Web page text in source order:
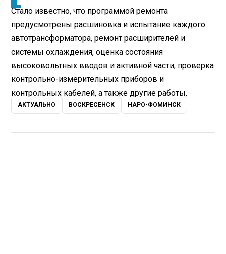
Стало известно, что программой ремонта
предусмотрены расшиновка и испытание каждого
автотрансформатора, ремонт расширителей и
системы охлаждения, оценка состояния
высоковольтных вводов и активной части, проверка
контрольно-измерительных приборов и
контрольных кабелей, а также другие работы.
АКТУАЛЬНО ВОСКРЕСЕНСК НАРО-ФОМИНСК